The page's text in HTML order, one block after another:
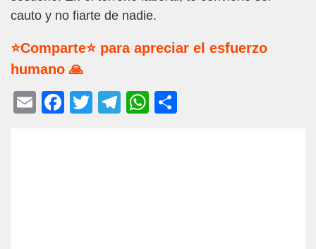
cauto y no fiarte de nadie.
⭐Comparte⭐ para apreciar el esfuerzo
humano 🙏
E
F
T
T
W